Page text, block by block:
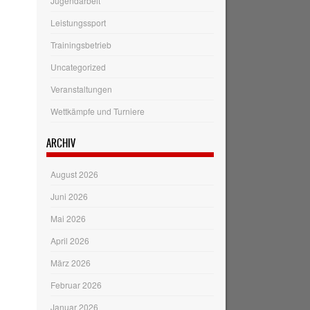
Leistungssport
Trainingsbetrieb
Uncategorized
Veranstaltungen
Wettkämpfe und Turniere
ARCHIV
August 2026
Juni 2026
Mai 2026
April 2026
März 2026
Februar 2026
Januar 2026